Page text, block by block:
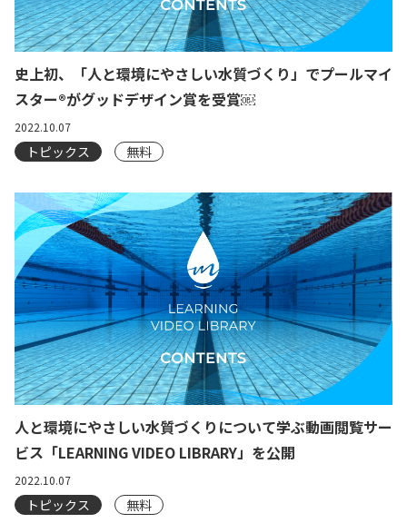
史上初、「人と環境にやさしい水質づくり」でプールマイ
スター®︎がグッドデザイン賞を受賞￼
2022.10.07
トピックス 無料
人と環境にやさしい水質づくりについて学ぶ動画閲覧サー
ビス「LEARNING VIDEO LIBRARY」を公開
2022.10.07
トピックス 無料